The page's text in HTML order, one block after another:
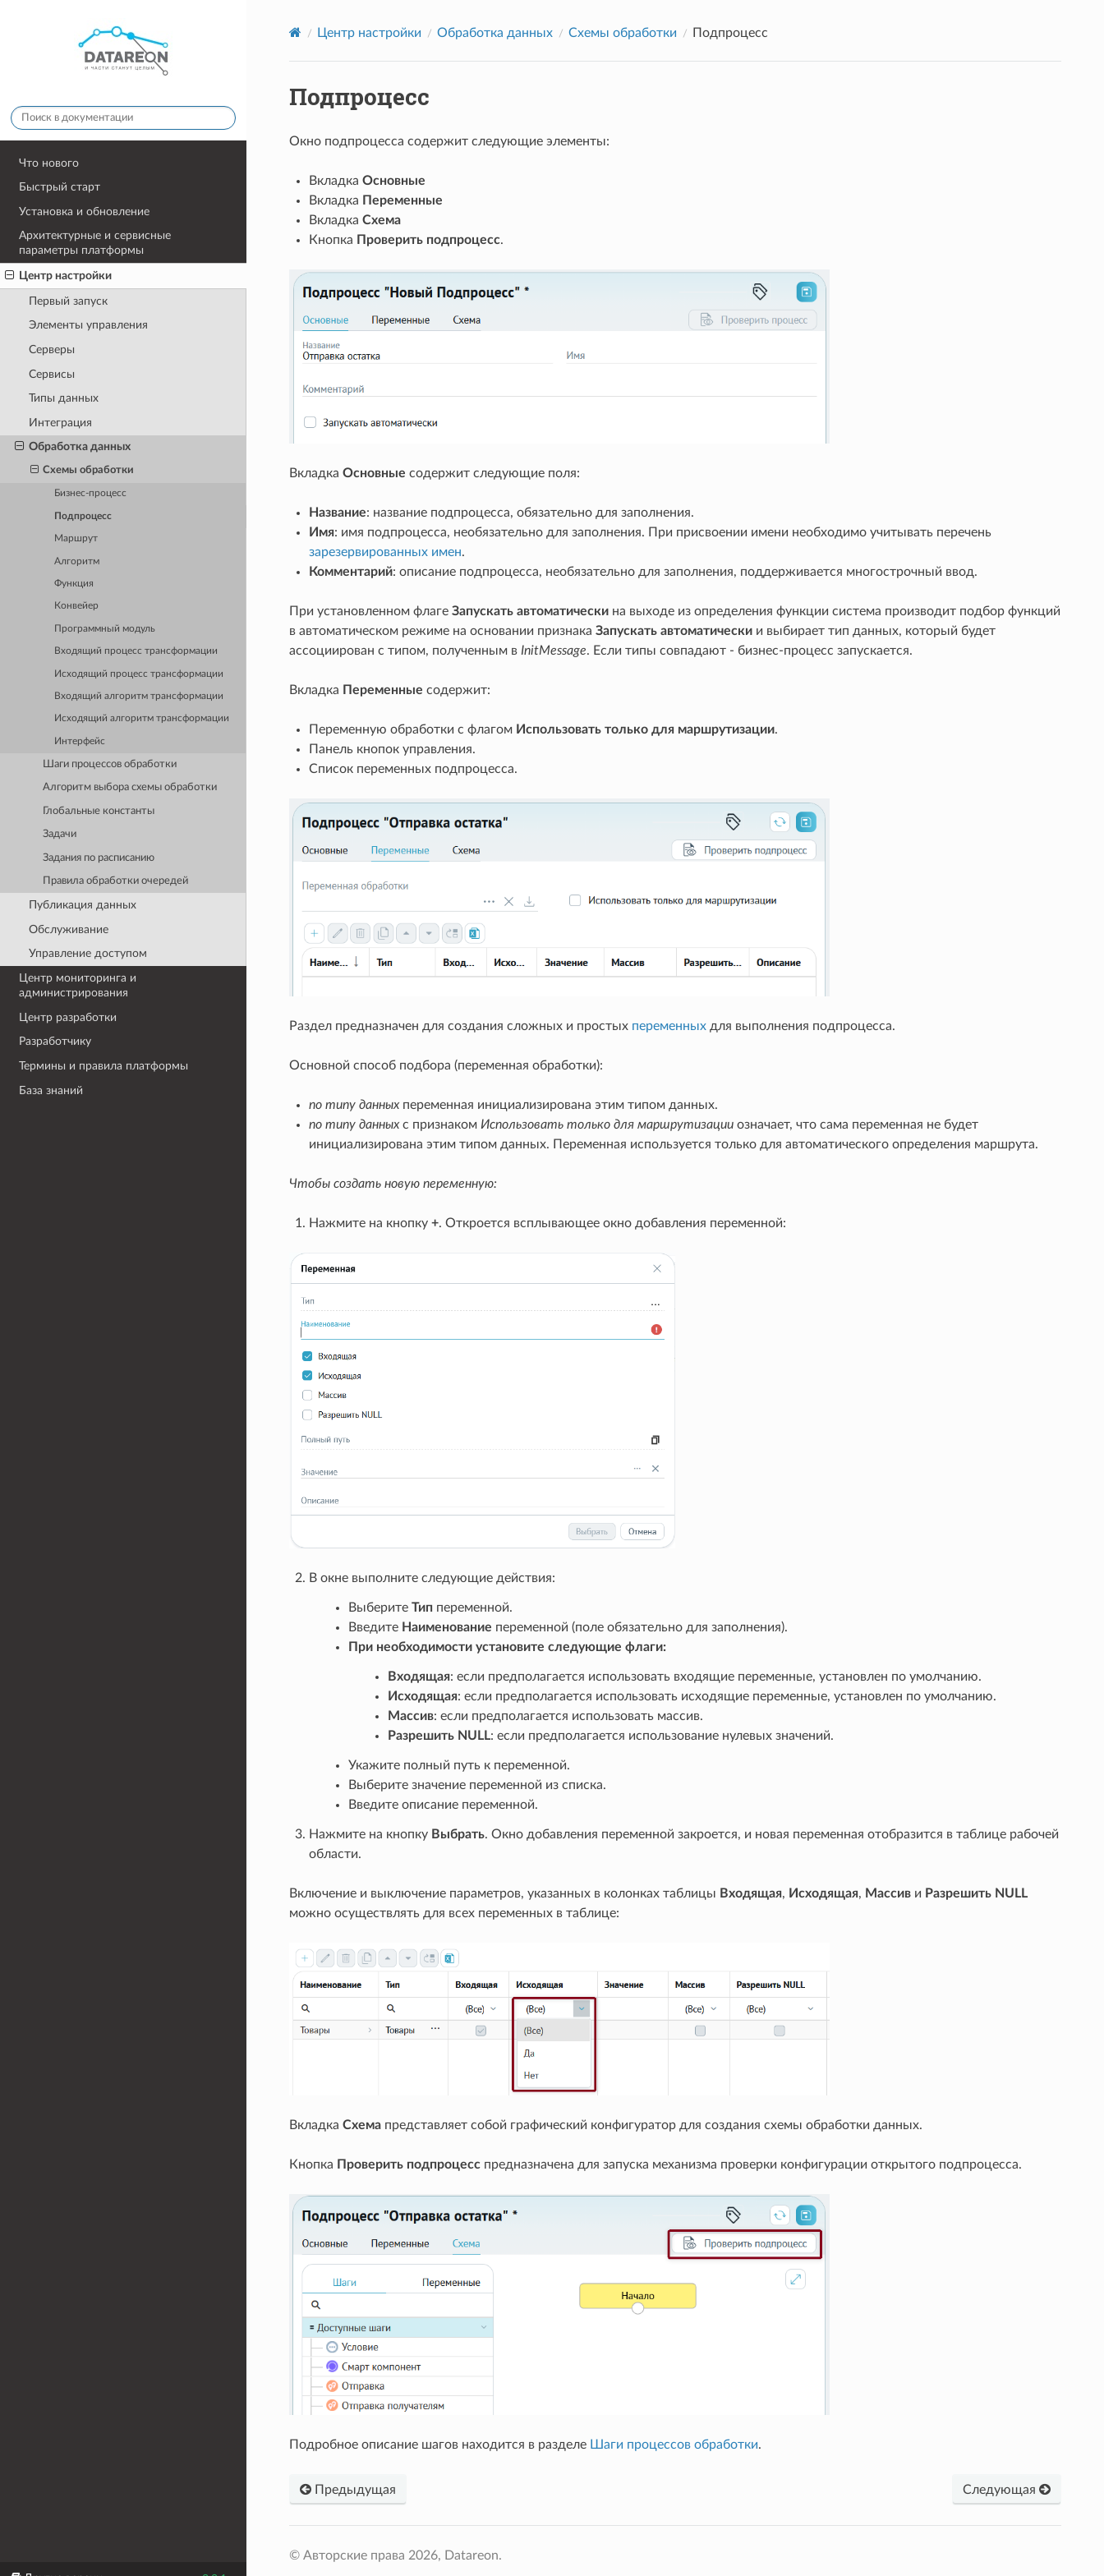
Что нового
Быстрый старт
Установка и обновление
Архитектурные и сервисные
параметры платформы
Центр настройки
Первый запуск
Элементы управления
Серверы
Сервисы
Типы данных
Интеграция
Обработка данных
Схемы обработки
Бизнес-процесс
Подпроцесс
Маршрут
Алгоритм
Функция
Конвейер
Программный модуль
Входящий процесс трансформации
Исходящий процесс трансформации
Входящий алгоритм трансформации
Исходящий алгоритм трансформации
Интерфейс
Шаги процессов обработки
Алгоритм выбора схемы обработки
Глобальные константы
Задачи
Задания по расписанию
Правила обработки очередей
Публикация данных
Обслуживание
Управление доступом
Центр мониторинга и
администрирования
Центр разработки
Разработчику
Термины и правила платформы
База знаний
Центр настройки Обработка данных Схемы обработки Подпроцесс
Подпроцесс
Окно подпроцесса содержит следующие элементы:
Вкладка Основные
Вкладка Переменные
Вкладка Схема
Кнопка Проверить подпроцесс.
Вкладка Основные содержит следующие поля:
Название: название подпроцесса, обязательно для заполнения.
Имя: имя подпроцесса, необязательно для заполнения. При присвоении имени необходимо учитывать перечень
зарезервированных имен.
Комментарий: описание подпроцесса, необязательно для заполнения, поддерживается многострочный ввод.
При установленном флаге Запускать автоматическина выходе из определения функции система производит подбор функций
в автоматическом режиме на основании признака Запускать автоматическии выбирает тип данных, который будет
ассоциирован с типом, полученным в InitMessage. Если типы совпадают - бизнес-процесс запускается.
Вкладка Переменные содержит:
Переменную обработки с флагом Использовать только для маршрутизации.
Панель кнопок управления.
Список переменных подпроцесса.
Раздел предназначен для создания сложных и простых переменныхдля выполнения подпроцесса.
Основной способ подбора (переменная обработки):
по типу данныхпеременная инициализирована этим типом данных.
по типу данныхс признаком Использовать только для маршрутизацииозначает, что сама переменная не будет
инициализирована этим типом данных. Переменная используется только для автоматического определения маршрута.
Чтобы создать новую переменную:
Нажмите на кнопку +. Откроется всплывающее окно добавления переменной:
В окне выполните следующие действия:
Выберите Типпеременной.
Введите Наименование переменной (поле обязательно для заполнения).
При необходимости установите следующие флаги:
Входящая: если предполагается использовать входящие переменные, установлен по умолчанию.
Исходящая: если предполагается использовать исходящие переменные, установлен по умолчанию.
Массив: если предполагается использовать массив.
Разрешить NULL: если предполагается использование нулевых значений.
Укажите полный путь к переменной.
Выберите значение переменной из списка.
Введите описание переменной.
Нажмите на кнопку Выбрать. Окно добавления переменной закроется, и новая переменная отобразится в таблице рабочей
области.
Включение и выключение параметров, указанных в колонках таблицы Входящая, Исходящая, Массиви Разрешить NULL
можно осуществлять для всех переменных в таблице:
Вкладка Схемапредставляет собой графический конфигуратор для создания схемы обработки данных.
Кнопка Проверить подпроцесспредназначена для запуска механизма проверки конфигурации открытого подпроцесса.
Подробное описание шагов находится в разделе Шаги процессов обработки.
Предыдущая Следующая
© Авторские права 2026, Datareon.